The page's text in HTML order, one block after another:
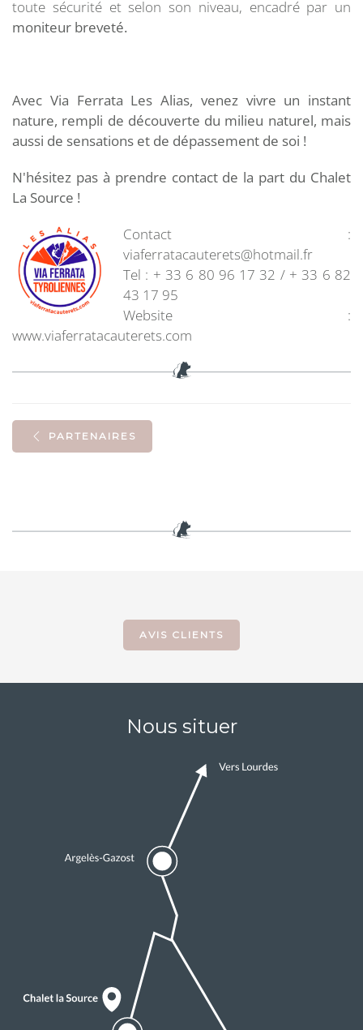
toute sécurité et selon son niveau, encadré par un
moniteur breveté.
Avec Via Ferrata Les Alias, venez vivre un instant
nature, rempli de découverte du milieu naturel, mais
aussi de sensations et de dépassement de soi !
N'hésitez pas à prendre contact de la part du Chalet
La Source !
Contact :
viaferratacauterets@hotmail.fr
Tel : + 33 6 80 96 17 32 / + 33 6 82
43 17 95
Website :
www.viaferratacauterets.com
PARTENAIRES
AVIS CLIENTS
Nous situer